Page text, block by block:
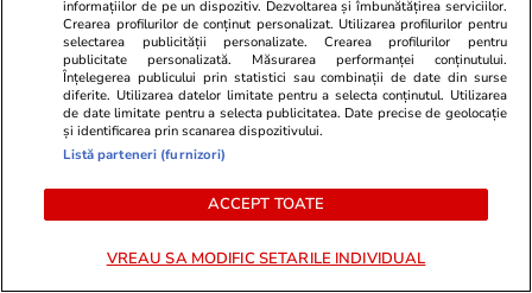
Nicușor Dan îi cheamă luni la
consultări pe liderii fostei
coaliții de guvernare, la
Cotroceni: „Nu fac un exercițiu
de imagine”
PARTENERI
informațiilor de pe un dispozitiv. Dezvoltarea și îmbunătățirea serviciilor.
Crearea profilurilor de conținut personalizat. Utilizarea profilurilor pentru
selectarea publicității personalizate. Crearea profilurilor pentru
publicitate personalizată. Măsurarea performanței conținutului.
Înțelegerea publicului prin statistici sau combinații de date din surse
diferite. Utilizarea datelor limitate pentru a selecta conținutul. Utilizarea
de date limitate pentru a selecta publicitatea. Date precise de geolocație
și identificarea prin scanarea dispozitivului.
Listă parteneri (furnizori)
ACCEPT TOATE
VREAU SA MODIFIC SETARILE INDIVIDUAL